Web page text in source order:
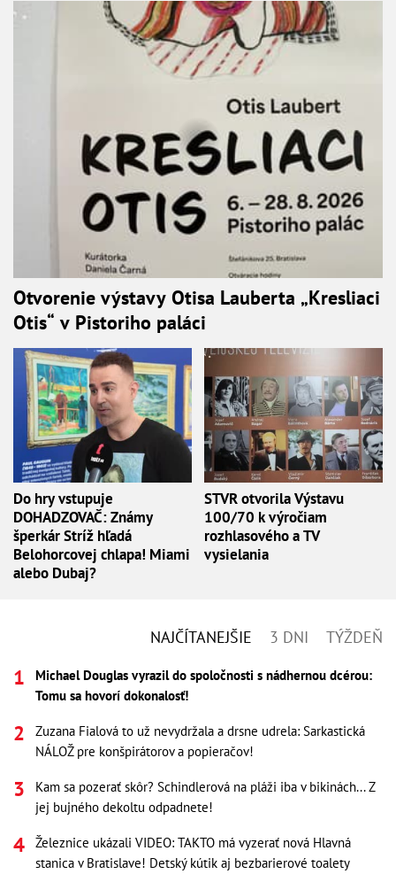
Otvorenie výstavy Otisa Lauberta „Kresliaci
Otis“ v Pistoriho paláci
Do hry vstupuje
DOHADZOVAČ: Známy
šperkár Stríž hľadá
Belohorcovej chlapa! Miami
alebo Dubaj?
STVR otvorila Výstavu
100/70 k výročiam
rozhlasového a TV
vysielania
NAJČÍTANEJŠIE 3 DNI TÝŽDEŇ
Michael Douglas vyrazil do spoločnosti s nádhernou dcérou:
Tomu sa hovorí dokonalosť!
Zuzana Fialová to už nevydržala a drsne udrela: Sarkastická
NÁLOŽ pre konšpirátorov a popieračov!
Kam sa pozerať skôr? Schindlerová na pláži iba v bikinách... Z
jej bujného dekoltu odpadnete!
Železnice ukázali VIDEO: TAKTO má vyzerať nová Hlavná
stanica v Bratislave! Detský kútik aj bezbarierové toalety